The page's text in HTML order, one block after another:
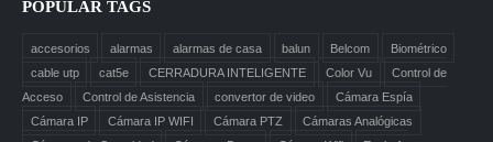
POPULAR TAGS
accesorios alarmas alarmas de casa balun Belcom
Biométrico
cable utp
cat5e CERRADURA INTELIGENTE Color Vu
Control de
Acceso
Control de Asistencia convertor de video
Cámara Espía
Cámara IP
Cámara IP WIFI Cámara PTZ
Cámaras Analógicas